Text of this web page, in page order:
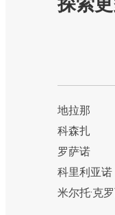
地拉那
科森扎
罗萨诺
科里利亚诺
米尔托·克